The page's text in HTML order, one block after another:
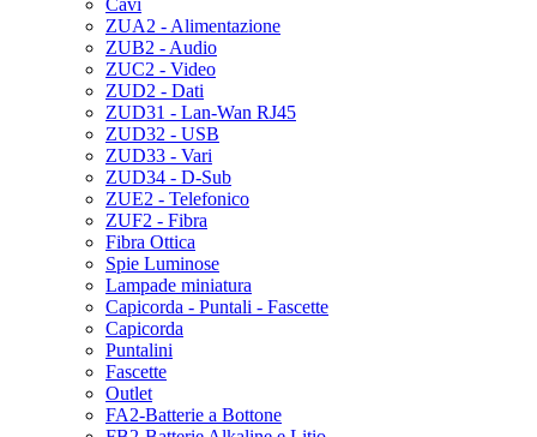
Cavi
ZUA2 - Alimentazione
ZUB2 - Audio
ZUC2 - Video
ZUD2 - Dati
ZUD31 - Lan-Wan RJ45
ZUD32 - USB
ZUD33 - Vari
ZUD34 - D-Sub
ZUE2 - Telefonico
ZUF2 - Fibra
Fibra Ottica
Spie Luminose
Lampade miniatura
Capicorda - Puntali - Fascette
Capicorda
Puntalini
Fascette
Outlet
FA2-Batterie a Bottone